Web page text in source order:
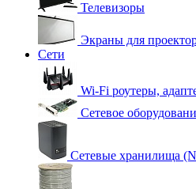
Телевизоры
Экраны для
Сети
Wi-Fi роутеры,
Сетевое
Сетевые хранилища